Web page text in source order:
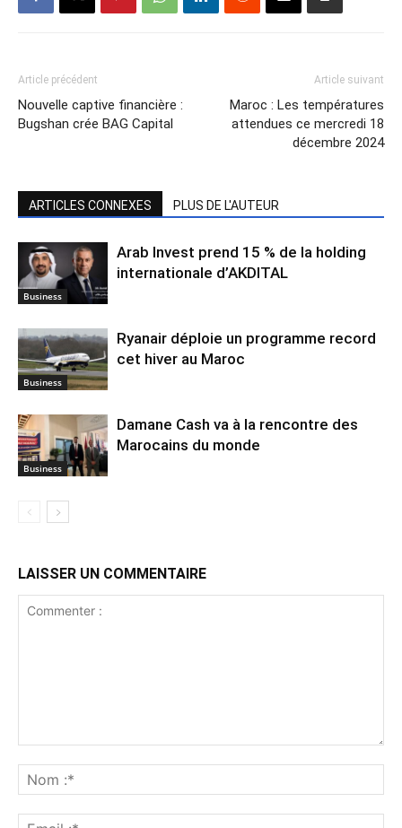
Article précédent
Nouvelle captive financière :
Bugshan crée BAG Capital
Article suivant
Maroc : Les températures
attendues ce mercredi 18
décembre 2024
ARTICLES CONNEXES PLUS DE L'AUTEUR
Business
Arab Invest prend 15 % de la holding
internationale d’AKDITAL
Business
Ryanair déploie un programme record
cet hiver au Maroc
Business
Damane Cash va à la rencontre des
Marocains du monde
LAISSER UN COMMENTAIRE